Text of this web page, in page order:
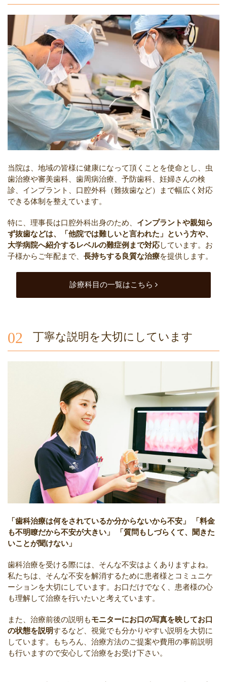
当院は、地域の皆様に健康になって頂くことを使命とし、虫
歯治療や審美歯科、歯周病治療、予防歯科、妊婦さんの検
診、インプラント、口腔外科（難抜歯など）まで幅広く対応
できる体制を整えています。
特に、理事長は口腔外科出身のため、 インプラントや親知ら
ず抜歯などは、「他院では難しいと言われた」という方や、
大学病院へ紹介するレベルの難症例まで対応しています。お
子様からご年配まで、 長持ちする良質な治療を提供します。
診療科目の一覧はこちら
02 丁寧な説明を大切にしています
「歯科治療は何をされているか分からないから不安」
「料金
も不明瞭だから不安が大きい」
「質問もしづらくて、聞きた
いことが聞けない」
歯科治療を受ける際には、そんな不安はよくありますよね。
私たちは、そんな不安を解消するために患者様とコミュニケ
ーションを大切にしています。お口だけでなく、患者様の心
も理解して治療を行いたいと考えています。
また、治療前後の説明もモニターにお口の写真を映してお口
の状態を説明するなど、視覚でも分かりやすい説明を大切に
しています。もちろん、治療方法のご提案や費用の事前説明
も行いますので安心して治療をお受け下さい。